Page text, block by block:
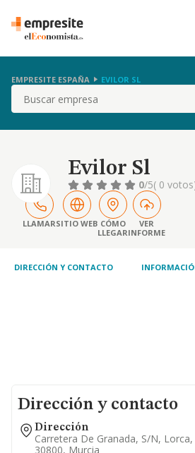
EMPRESITE ESPAÑA EVILOR SL
Buscar
Evilor Sl
0/5( 0
LLAMARSITIO WEB CÓMO
LLEGAR
VER
INFORME
DIRECCIÓN Y CONTACTO
Dirección y contacto
Dirección
Carretera De Granada, S/n, Lorca,
30800, Murcia